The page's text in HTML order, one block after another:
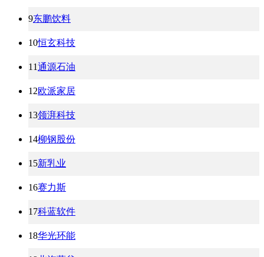
9东鹏饮料
10恒玄科技
11通源石油
12欧派家居
13领湃科技
14柳钢股份
15新乳业
16赛力斯
17科蓝软件
18华光环能